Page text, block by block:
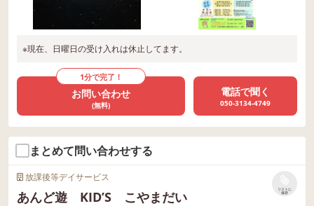
※現在、日曜日の受け入れは休止してます。
1分で完了！
お問い合わせ
(無料)
電話で聞く
050-3134-4749
まとめて問い合わせする
放課後等デイサービス
あんど遊 KID’S こやまだい
リストに
保存